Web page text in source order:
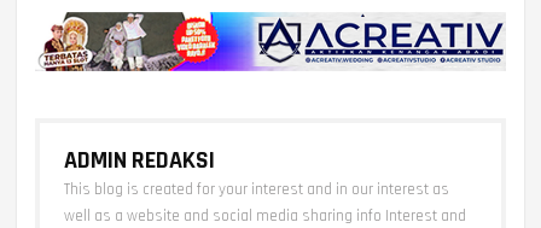
ADMIN REDAKSI
This blog is created for your interest and in our interest as
well as a website and social media sharing info Interest and